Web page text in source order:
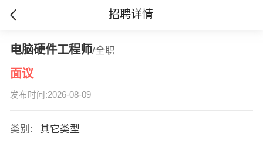
招聘详情
电脑硬件工程师/全职
面议
发布时间:2026-08-09
类别:
其它类型